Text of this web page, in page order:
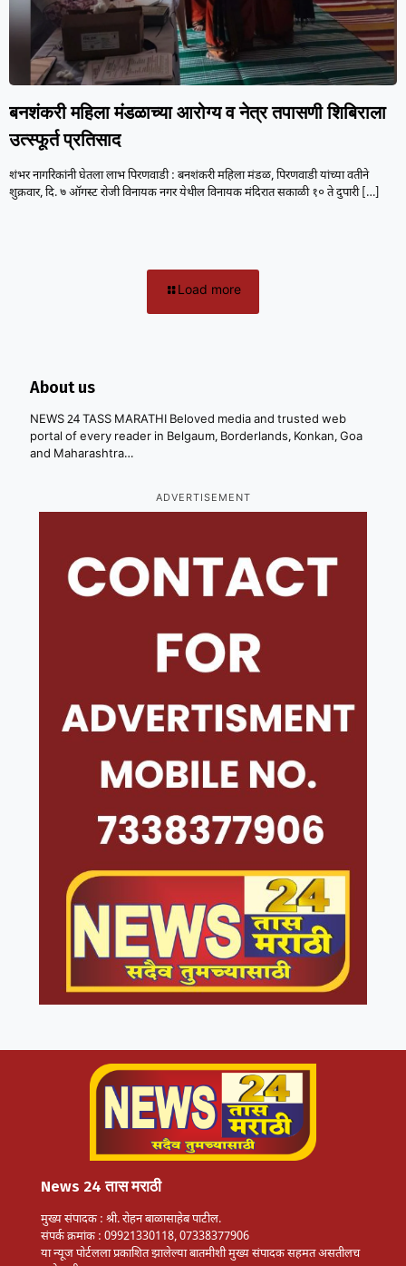
बनशंकरी महिला मंडळाच्या आरोग्य व नेत्र तपासणी शिबिराला
उत्स्फूर्त प्रतिसाद
शंभर नागरिकांनी घेतला लाभ पिरणवाडी : बनशंकरी महिला मंडळ, पिरणवाडी यांच्या वतीने
शुक्रवार, दि. ७ ऑगस्ट रोजी विनायक नगर येथील विनायक मंदिरात सकाळी १० ते दुपारी[…]
Load more
About us
NEWS 24 TASS MARATHI Beloved media and trusted web
portal of every reader in Belgaum, Borderlands, Konkan, Goa
and Maharashtra…
ADVERTISEMENT
News 24 तास मराठी
मुख्य संपादक : श्री. रोहन बाळासाहेब पाटील.
संपर्क क्रमांक : 09921330118, 07338377906
या न्यूज पोर्टलला प्रकाशित झालेल्या बातमीशी मुख्य संपादक सहमत असतीलच